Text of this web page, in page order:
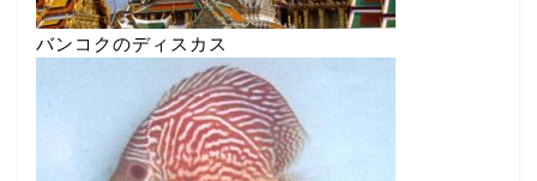
バンコクのディスカス